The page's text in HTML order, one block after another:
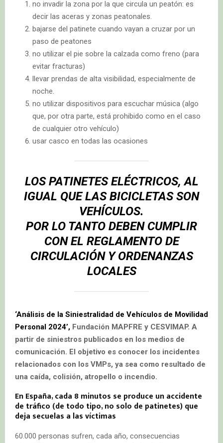
no invadir la zona por la que circula un peatón: es
decir las aceras y zonas peatonales.
bajarse del patinete cuando vayan a cruzar por un
paso de peatones
no utilizar el pie sobre la calzada como freno (para
evitar fracturas)
llevar prendas de alta visibilidad, especialmente de
noche.
no utilizar dispositivos para escuchar música (algo
que, por otra parte, está prohibido como en el caso
de cualquier otro vehículo)
usar casco en todas las ocasiones
LOS PATINETES ELÉCTRICOS, AL
IGUAL QUE LAS BICICLETAS SON
VEHÍCULOS.
POR LO TANTO DEBEN CUMPLIR
CON EL REGLAMENTO DE
CIRCULACIÓN Y ORDENANZAS
LOCALES
‘Análisis de la Siniestralidad de Vehículos de Movilidad
Personal 2024’, Fundación MAPFRE y CESVIMAP. A
partir de siniestros publicados en los medios de
comunicación. El objetivo es conocer los incidentes
relacionados con los VMPs, ya sea como resultado de
una caída, colisión, atropello o incendio.
En España, cada 8 minutos se produce un accidente
de tráfico (de todo tipo, no solo de patinetes) que
deja secuelas a las víctimas
60.000 personas sufren, cada año, consecuencias